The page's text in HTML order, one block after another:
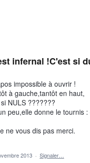
infernal !C'est si
impossible à ouvrir !
à gauche,tantôt en haut,
NULS ???????
peu,elle donne le tournis
ne vous dis pas merci.
2013 · Signaler…